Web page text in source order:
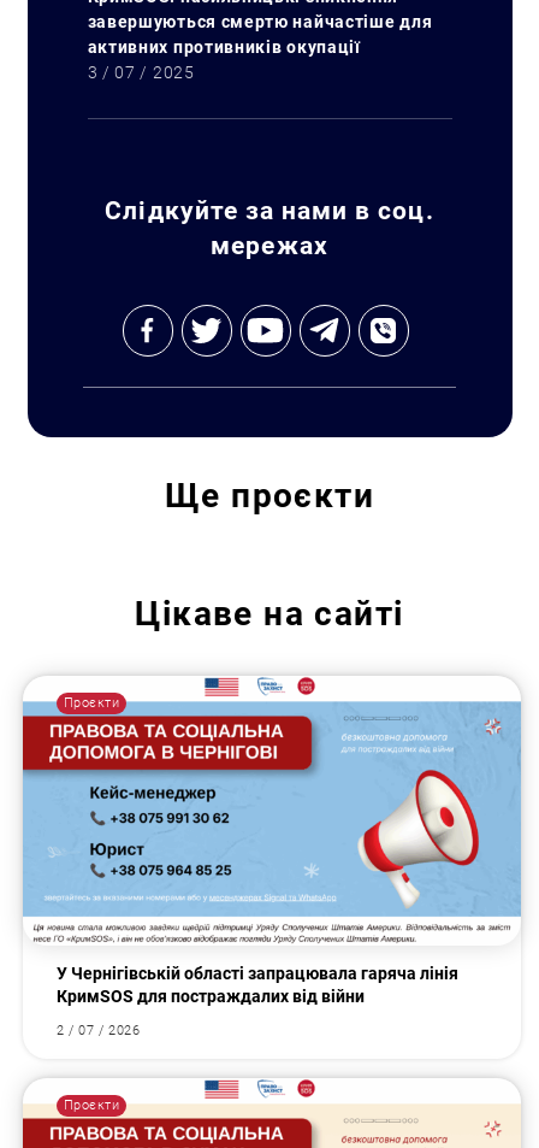
завершуються смертю найчастіше для
активних противників окупації
3 / 07 / 2025
Слідкуйте за нами в соц.
мережах
Ще проєкти
Цікаве на сайті
Проєкти
У Чернігівській області запрацювала гаряча лінія
КримSOS для постраждалих від війни
2 / 07 / 2026
Проєкти